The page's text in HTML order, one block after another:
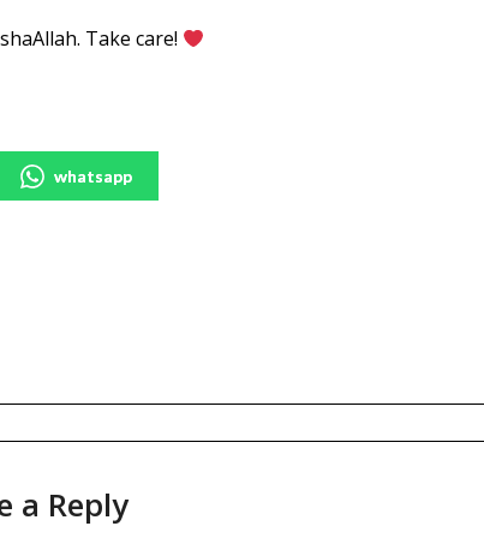
Take care!
whatsapp
a Reply